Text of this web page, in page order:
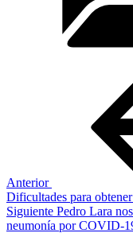
Anterior
Dificultades para
Siguiente
entrada
Siguiente Pedro Lara
neumonía por COVID-